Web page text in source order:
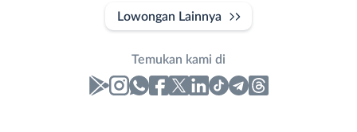
Lowongan Lainnya
Temukan kami di